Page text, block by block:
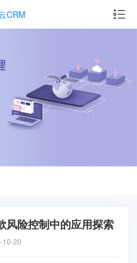
CRM
风险控制中的应用探索
10-20